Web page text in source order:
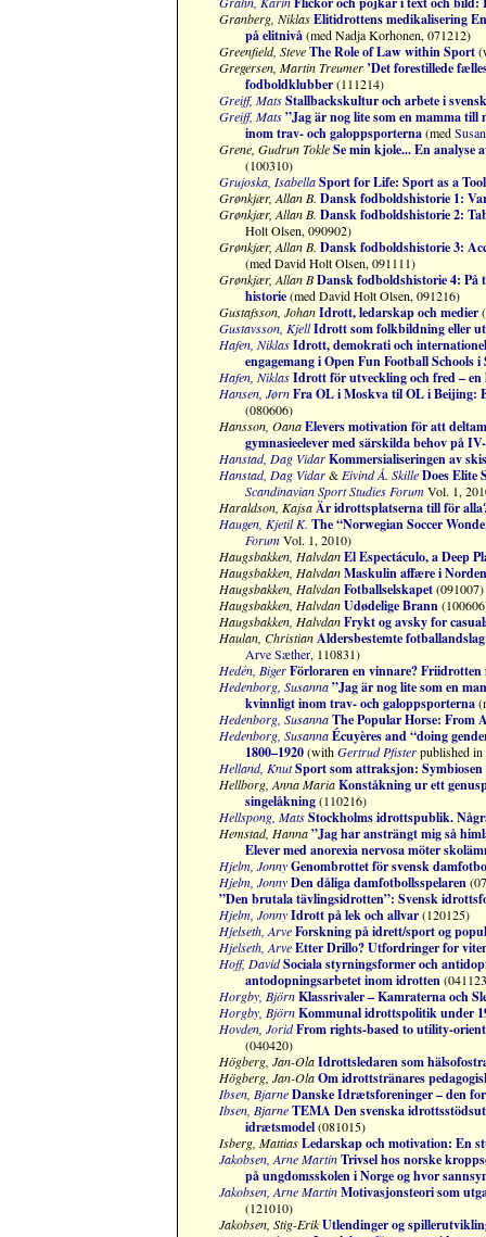
Granberg, Niklas Elitidrottens medikalisering
på elitnivå(med Nadja Korhonen, 071212)
Greenfield, SteveThe Role of Law within Sport
Gregersen, Martin Treumer ’Det forestillede
fodboldklubber(111214)
Greiff, Mats Stallbackskultur och arbete i
Greiff, Mats ”Jag är nog lite som en mamma
inom trav- och galoppsporterna(med
Grene, Gudrun Tokle Se min kjole... En analyse
(100310)
Grujoska, Isabella Sport for Life: Sport as a
Grønkjær, Allan B. Dansk fodboldshistorie 1:
Grønkjær, Allan B. Dansk fodboldshistorie 2:
Holt Olsen, 090902)
Grønkjær, Allan B. Dansk fodboldshistorie 3:
(med David Holt Olsen, 091111)
Grønkjær, Allan B Dansk fodboldshistorie 4: På
historie(med David Holt Olsen, 091216)
Gustafsson, Johan Idrott, ledarskap och medier
Gustavsson, Kjell Idrott som folkbildning eller
Hafen, Niklas Idrott, demokrati och
engagemang i Open Fun Football Schools
Hafen, Niklas Idrott för utveckling och fred –
Hansen, Jørn Fra OL i Moskva til OL i Beijing:
(080606)
Hansson, Oana Elevers motivation för att
gymnasieelever med särskilda behov på
Hanstad, Dag Vidar Kommersialiseringen av
Hanstad, Dag Vidar& Eivind Å. Skille Does Elite
Scandinavian Sport Studies ForumVol. 1,
Haraldson, Kajsa Är idrottsplatserna till för
Haugen, Kjetil K. The “Norwegian Soccer
ForumVol. 1, 2010)
Haugsbakken, Halvdan El Espectáculo, a Deep
Haugsbakken, Halvdan Maskulin affære i
Haugsbakken, Halvdan Fotballselskapet(091007)
Haugsbakken, Halvdan Udødelige Brann
Haugsbakken, Halvdan Frykt og avsky for
Haulan, Christian Aldersbestemte
Arve Sæther, 110831)
Hedén, Biger Förloraren en vinnare?
Hedenborg, Susanna ”Jag är nog lite som en
kvinnligt inom trav- och galoppsporterna
Hedenborg, Susanna The Popular Horse: From
Hedenborg, Susanna Écuyères and “doing
1800–1920(withGertrud Pfister published in
Helland, Knut Sport som attraksjon:
Hellborg, Anna Maria Konståkning ur ett
singelåkning(110216)
Hellspong, Mats Stockholms idrottspublik.
Hemstad, Hanna ”Jag har ansträngt mig så
Elever med anorexia nervosa möter
Hjelm, Jonny Genombrottet för svensk
Hjelm, Jonny Den dåliga damfotbollsspelaren
”Den brutala tävlingsidrotten”: Svensk
Hjelm, Jonny Idrott på lek och allvar(120125)
Hjelseth, Arve Forskning på idrett/sport og
Hjelseth, Arve Etter Drillo? Utfordringer for
Hoff, David Sociala styrningsformer och
antodopningsarbetet inom idrotten
Horgby, Björn Klassrivaler – Kamraterna och
Horgby, Björn Kommunal idrottspolitik under
Hovden, Jorid From rights-based to utility-
(040420)
Högberg, Jan-Ola Idrottsledaren som
Högberg, Jan-Ola Om idrottstränares
Ibsen, Bjarne Danske Idrætsforeninger – den
Ibsen, Bjarne TEMA Den svenska
idrætsmodel(081015)
Isberg, Mattias Ledarskap och motivation: En
Jakobsen, Arne Martin Trivsel hos norske
på ungdomsskolen i Norge og hvor
Jakobsen, Arne Martin Motivasjonsteori som
(121010)
Jakobsen, Stig-Erik Utlendinger og